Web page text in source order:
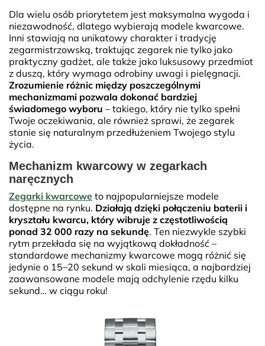
Dla wielu osób priorytetem jest maksymalna wygoda i
niezawodność, dlatego wybierają modele kwarcowe.
Inni stawiają na unikatowy charakter i tradycję
zegarmistrzowską, traktując zegarek nie tylko jako
praktyczny gadżet, ale także jako luksusowy przedmiot
z duszą, który wymaga odrobiny uwagi i pielęgnacji.
Zrozumienie różnic między poszczególnymi
mechanizmami pozwala dokonać bardziej
świadomego wyboru – takiego, który nie tylko spełni
Twoje oczekiwania, ale również sprawi, że zegarek
stanie się naturalnym przedłużeniem Twojego stylu
życia.
Mechanizm kwarcowy w zegarkach
naręcznych
Zegarki kwarcowe to najpopularniejsze modele
dostępne na rynku. Działają dzięki połączeniu baterii i
kryształu kwarcu, który wibruje z częstotliwością
ponad 32 000 razy na sekundę. Ten niezwykle szybki
rytm przekłada się na wyjątkową dokładność –
standardowe mechanizmy kwarcowe mogą różnić się
jedynie o 15–20 sekund w skali miesiąca, a najbardziej
zaawansowane modele mają odchylenie rzędu kilku
sekund… w ciągu roku!